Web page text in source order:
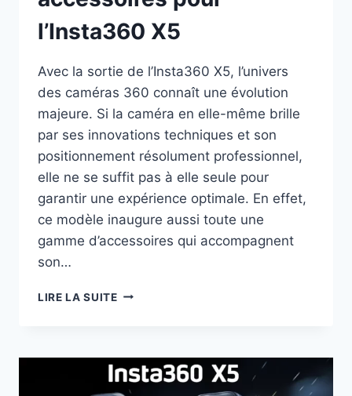
l’Insta360 X5
Avec la sortie de l’Insta360 X5, l’univers
des caméras 360 connaît une évolution
majeure. Si la caméra en elle-même brille
par ses innovations techniques et son
positionnement résolument professionnel,
elle ne se suffit pas à elle seule pour
garantir une expérience optimale. En effet,
ce modèle inaugure aussi toute une
gamme d’accessoires qui accompagnent
son…
LIRE LA SUITELES
L’INSTA360
X5